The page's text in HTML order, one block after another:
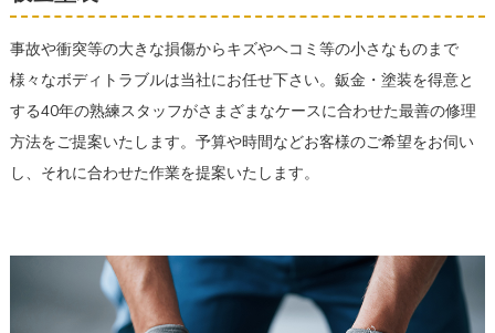
事故や衝突等の大きな損傷からキズやヘコミ等の小さなものまで
様々なボディトラブルは当社にお任せ下さい。鈑金・塗装を得意と
する40年の熟練スタッフがさまざまなケースに合わせた最善の修理
方法をご提案いたします。予算や時間などお客様のご希望をお伺い
し、それに合わせた作業を提案いたします。